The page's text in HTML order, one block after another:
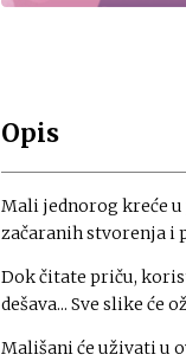
Opis
Mali jednorog kreće
začaranih stvorenja i
Dok čitate priču,
dešava... Sve slike će
Mališani će uživati u